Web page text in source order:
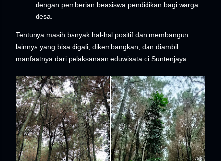
dengan pemberian beasiswa pendidikan bagi warga
desa.
Tentunya masih banyak hal-hal positif dan membangun
lainnya yang bisa digali, dikembangkan, dan diambil
manfaatnya dari pelaksanaan eduwisata di Suntenjaya.